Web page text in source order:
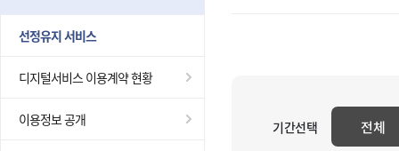
선정유지 서비스
디지털서비스 이용계약 현황
이용정보 공개 기간선택 전체